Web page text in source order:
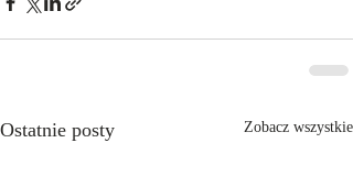
Ostatnie posty Zobacz wszystkie